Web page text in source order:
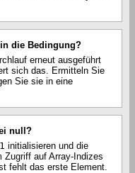
die Bedingung?
erneut ausgeführt
sich das. Ermitteln Sie
Sie sie in eine
null?
1 initialisieren und die
Zugriff auf Array-Indizes
fehlt das erste Element.